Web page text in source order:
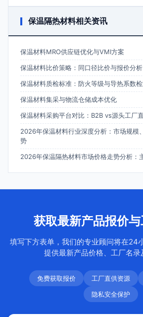
保温隔热材料相关资讯
保温材料MRO供应链优化与VMI方案
保温材料比价策略：同口径比价与报价分析
保温材料质检标准：防火等级与导热系数
保温材料集采与物流仓储成本优化
保温材料采购平台对比：B2B vs源头工厂
2026年保温材料行业深度分析：市场规模
势
2026年保温隔热材料市场价格走势分析：
获取最新产品报价
填写下方表单，我们的专业顾问将在24
提供最新产品价格、工厂名录
免费获取报价 工厂直供资源
隐私安全保护